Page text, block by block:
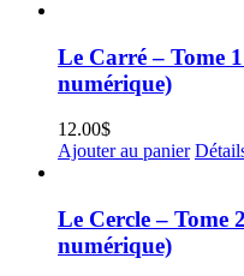
Le Carré – Tome
numérique)
12.00$
Ajouter au panier
Le Cercle – Tome
numérique)